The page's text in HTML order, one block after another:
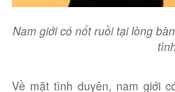
Nam giới có nốt ruồi tại lòng
Về mặt tình duyên, nam giới